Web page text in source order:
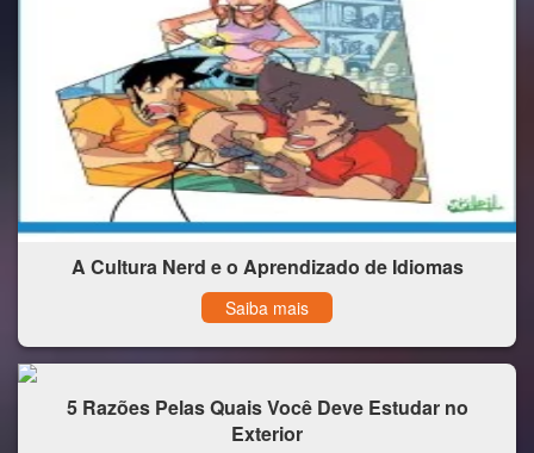
A Cultura Nerd e o Aprendizado de Idiomas
Saiba mais
5 Razões Pelas Quais Você Deve Estudar no
Exterior